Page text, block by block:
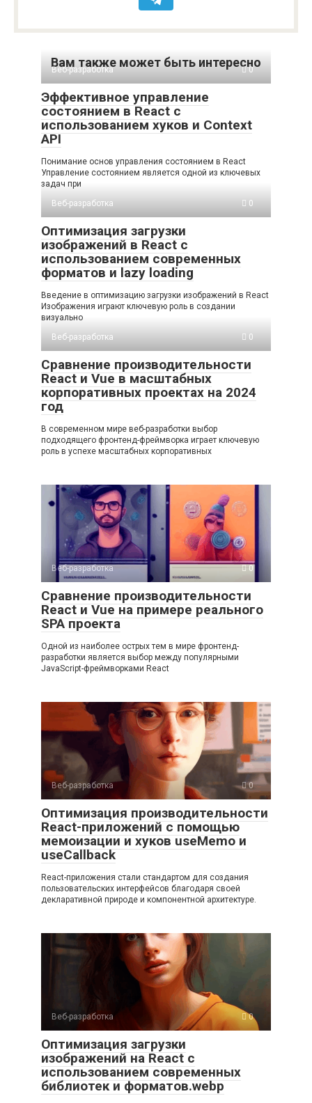
Вам также может быть интересно
Веб-разработка 0
Эффективное управление
состоянием в React с
использованием хуков и Context
API
Понимание основ управления состоянием в React
Управление состоянием является одной из ключевых
задач при
Веб-разработка
0
Оптимизация загрузки
изображений в React с
использованием современных
форматов и lazy loading
Введение в оптимизацию загрузки изображений в React
Изображения играют ключевую роль в создании
визуально
Веб-разработка
0
Сравнение производительности
React и Vue в масштабных
корпоративных проектах на 2024
год
В современном мире веб-разработки выбор
подходящего фронтенд-фреймворка играет ключевую
роль в успехе масштабных корпоративных
Веб-разработка 0
Сравнение производительности
React и Vue на примере реального
SPA проекта
Одной из наиболее острых тем в мире фронтенд-
разработки является выбор между популярными
JavaScript-фреймворками React
Веб-разработка 0
Оптимизация производительности
React-приложений с помощью
мемоизации и хуков useMemo и
useCallback
React-приложения стали стандартом для создания
пользовательских интерфейсов благодаря своей
декларативной природе и компонентной архитектуре.
Веб-разработка 0
Оптимизация загрузки
изображений на React с
использованием современных
библиотек и форматов.webp